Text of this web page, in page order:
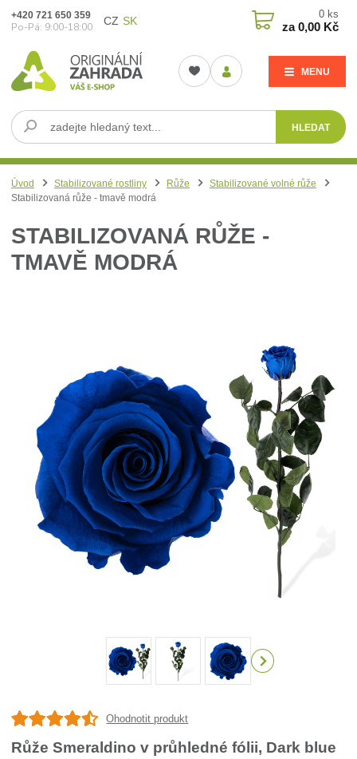
CZ SK
MENU
HLEDAT
+420 721 650 359
Po-Pá: 9:00-18:00
0 ks
za0,00 Kč
Úvod Stabilizované rostliny Růže
Stabilizované volné růže
Stabilizovaná růže - tmavě modrá
STABILIZOVANÁ RŮŽE -
TMAVĚ MODRÁ
Ohodnotit produkt
Růže Smeraldino v průhledné fólii, Dark blue